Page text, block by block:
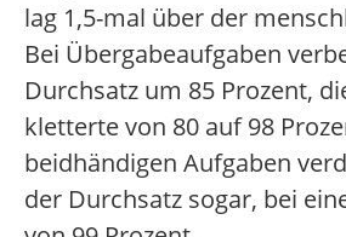
lag 1,5-mal über der
Bei Übergabeaufgaben
Durchsatz um 85 Prozent,
kletterte von 80 auf 98
beidhändigen Aufgaben
der Durchsatz sogar, bei